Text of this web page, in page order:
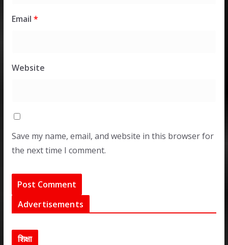
Email *
Website
Save my name, email, and website in this browser for
the next time I comment.
Advertisements
शिक्षा